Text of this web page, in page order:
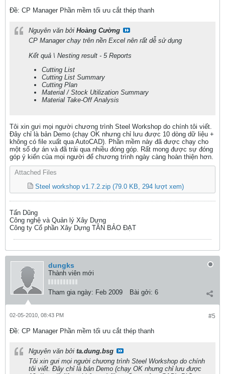
Ðề: CP Manager Phần mềm tối ưu cắt thép thanh
Nguyên văn bởi Hoàng Cường
CP Manager chạy trên nền Excel nên rất dễ sử dụng
Kết quả \ Nesting result - 5 Reports
Cutting List
Cutting List Summary
Cutting Plan
Material / Stock Utilization Summary
Material Take-Off Analysis
Tôi xin gưi mọi người chương trình Steel Workshop do chính tôi viết.
Đây chỉ là bản Demo (chạy OK nhưng chỉ lưu được 10 dòng dữ liệu +
không có file xuất qua AutoCAD). Phần mềm này đã được chạy cho
một số dự án và đã trải qua nhiều đóng góp. Rất mong được sự đóng
góp ý kiến của mọi người để chương trình ngày càng hoàn thiện hơn.
Attached Files
Steel workshop v1.7.2.zip (79.0 KB, 294 lượt xem)
Tấn Dũng
Công nghệ và Quản lý Xây Dựng
Công ty Cổ phần Xây Dựng TÂN BẢO ĐẠT
dungks
Thành viên mới
Tham gia ngày: Feb 2009 Bài gởi: 6
#5
02-05-2010, 08:43 PM
Ðề: CP Manager Phần mềm tối ưu cắt thép thanh
Nguyên văn bởi ta.dung.bsg
Tôi xin gưi mọi người chương trình Steel Workshop do chính
tôi viết. Đây chỉ là bản Demo (chạy OK nhưng chỉ lưu được